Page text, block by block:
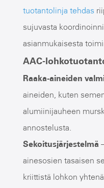
tuotantolinja tehdas
sujuvasta
asianmukaisesta
AAC-
Raaka-aineiden
aineiden, kuten
alumiinijauheen
annostelusta.
Sekoitusjärjestelmä
ainesosien tasaisen
kriittistä lohkon